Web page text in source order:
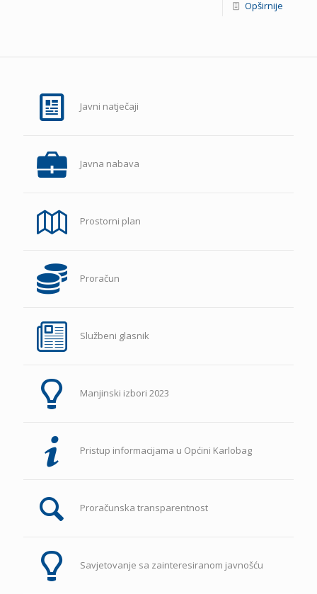
Opširnije
Javni natječaji
Javna nabava
Prostorni plan
Proračun
Službeni glasnik
Manjinski izbori 2023
Pristup informacijama u Općini Karlobag
Proračunska transparentnost
Savjetovanje sa zainteresiranom javnošću